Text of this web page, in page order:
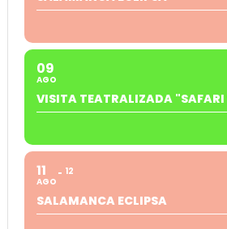
09
AGO
VISITA TEATRALIZADA "SAFARI
11
AGO
12
SALAMANCA ECLIPSA